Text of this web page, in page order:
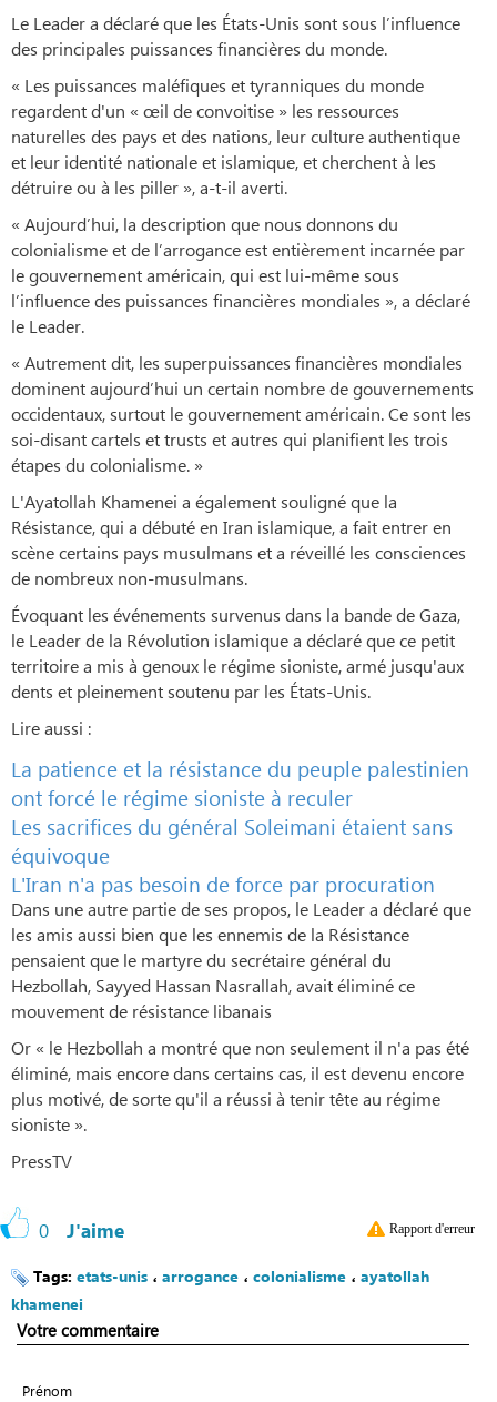
Le Leader a déclaré que les États-Unis sont sous l’influence
des principales puissances financières du monde.
« Les puissances maléfiques et tyranniques du monde
regardent d'un « œil de convoitise » les ressources
naturelles des pays et des nations, leur culture authentique
et leur identité nationale et islamique, et cherchent à les
détruire ou à les piller », a-t-il averti.
« Aujourd’hui, la description que nous donnons du
colonialisme et de l’arrogance est entièrement incarnée par
le gouvernement américain, qui est lui-même sous
l’influence des puissances financières mondiales », a déclaré
le Leader.
« Autrement dit, les superpuissances financières mondiales
dominent aujourd’hui un certain nombre de gouvernements
occidentaux, surtout le gouvernement américain. Ce sont les
soi-disant cartels et trusts et autres qui planifient les trois
étapes du colonialisme. »
L'Ayatollah Khamenei a également souligné que la
Résistance, qui a débuté en Iran islamique, a fait entrer en
scène certains pays musulmans et a réveillé les consciences
de nombreux non-musulmans.
Évoquant les événements survenus dans la bande de Gaza,
le Leader de la Révolution islamique a déclaré que ce petit
territoire a mis à genoux le régime sioniste, armé jusqu'aux
dents et pleinement soutenu par les États-Unis.
Lire aussi :
La patience et la résistance du peuple palestinien
ont forcé le régime sioniste à reculer
Les sacrifices du général Soleimani étaient sans
équivoque
L'Iran n'a pas besoin de force par procuration
Dans une autre partie de ses propos, le Leader a déclaré que
les amis aussi bien que les ennemis de la Résistance
pensaient que le martyre du secrétaire général du
Hezbollah, Sayyed Hassan Nasrallah, avait éliminé ce
mouvement de résistance libanais
Or « le Hezbollah a montré que non seulement il n'a pas été
éliminé, mais encore dans certains cas, il est devenu encore
plus motivé, de sorte qu'il a réussi à tenir tête au régime
sioniste ».
PressTV
0 J'aime Rapport d'erreur
Tags: etats-unis ، arrogance ، colonialisme ، ayatollah
khamenei
Votre commentaire
Prénom